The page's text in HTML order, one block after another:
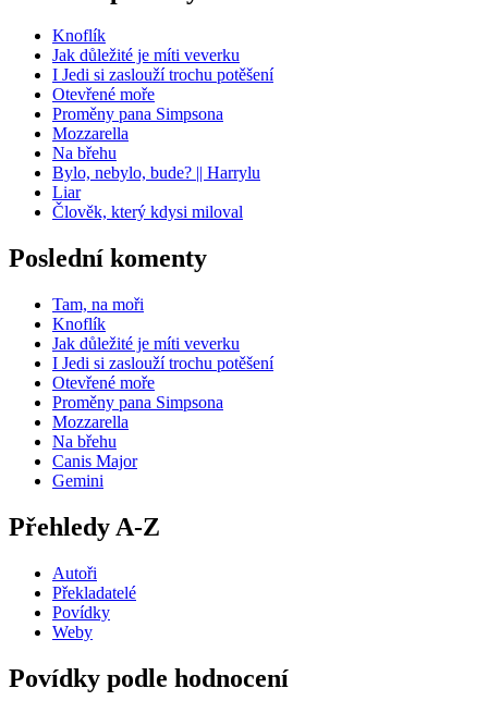
Knoflík
Jak důležité je míti veverku
I Jedi si zaslouží trochu potěšení
Otevřené moře
Proměny pana Simpsona
Mozzarella
Na břehu
Bylo, nebylo, bude? || Harrylu
Liar
Člověk, který kdysi miloval
Poslední komenty
Tam, na moři
Knoflík
Jak důležité je míti veverku
I Jedi si zaslouží trochu potěšení
Otevřené moře
Proměny pana Simpsona
Mozzarella
Na břehu
Canis Major
Gemini
Přehledy A-Z
Autoři
Překladatelé
Povídky
Weby
Povídky podle hodnocení